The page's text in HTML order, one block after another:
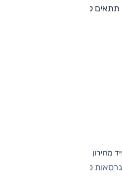
למרבים בנסיעות
מחירון וגרסאות